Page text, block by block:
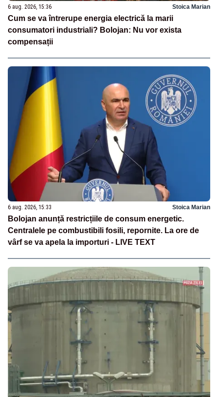
6 aug. 2026, 15:36 Stoica Marian
Cum se va întrerupe energia electrică la marii
consumatori industriali? Bolojan: Nu vor exista
compensații
6 aug. 2026, 15:33 Stoica Marian
Bolojan anunță restricțiile de consum energetic.
Centralele pe combustibili fosili, repornite. La ore de
vârf se va apela la importuri - LIVE TEXT